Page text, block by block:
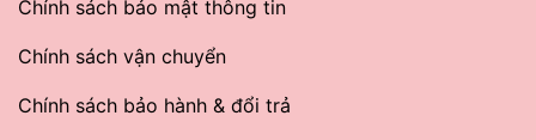
Chính sách bảo mật thông tin
Chính sách vận chuyển
Chính sách bảo hành & đổi trả